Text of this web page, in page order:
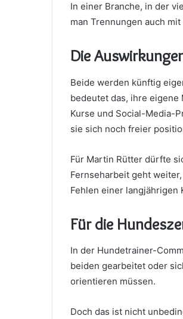
In einer Branche, in der
man Trennungen auch
Die
Beide werden künftig
bedeutet das, ihre
Kurse und Social-Media-
sie sich noch freier
Für Martin Rütter dürfte
Fernseharbeit geht
Fehlen einer langjährigen
Für die
In der Hundetrainer-
beiden gearbeitet oder
orientieren müssen.
Doch das ist nicht